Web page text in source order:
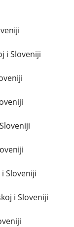
i Sloveniji
Sloveniji
i Sloveniji